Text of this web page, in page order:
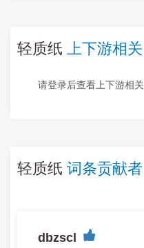
轻质纸 上下游相关
请登录后查看上下游相关
轻质纸 词条贡献者
dbzscl